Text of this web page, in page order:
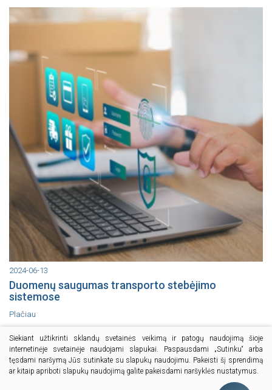
2024-06-13
Duomenų saugumas transporto stebėjimo
sistemose
Plačiau
Visi įrašai
Siekiant užtikrinti sklandų svetainės veikimą ir patogų naudojimą šioje
internetinėje svetainėje naudojami slapukai. Paspausdami „Sutinku“ arba
tęsdami naršymą Jūs sutinkate su slapukų naudojimu. Pakeisti šį sprendimą
ar kitaip apriboti slapukų naudojimą galite pakeisdami naršyklės nustatymus.